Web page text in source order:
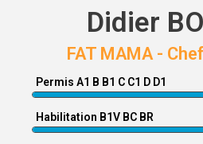
Didier
FAT MAMA -
Permis A1 B B1 C C1 D D1
Habilitation B1V BC BR